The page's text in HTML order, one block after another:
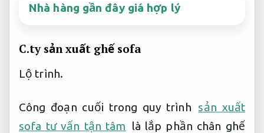
Nhà hàng gần đây giá hợp lý
C.ty sản xuất ghế sofa
Lộ trình.
Công đoạn cuối trong quy trình sản xuất
sofa tư vấn tận tâm là lắp phần chân ghế